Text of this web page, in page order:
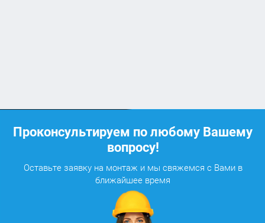
Проконсультируем по любому Вашему
вопросу!
Оставьте заявку на монтаж и мы свяжемся с Вами в
ближайшее время